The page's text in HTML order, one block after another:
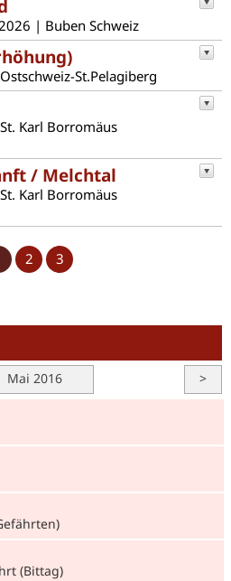
| Buben Schweiz
St.Pelagiberg
Karl Borromäus
/ Melchtal
Karl Borromäus
2 3
>
Mai 2016
(Bittag)